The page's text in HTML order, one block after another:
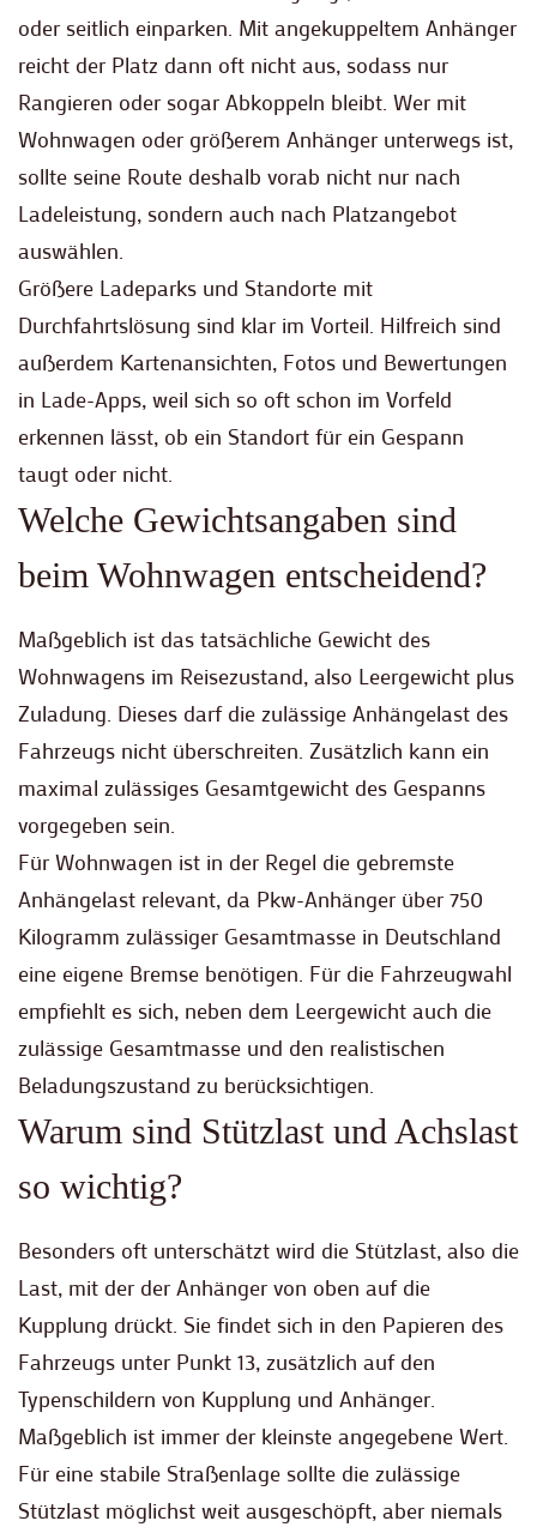
oder seitlich einparken. Mit angekuppeltem Anhänger
reicht der Platz dann oft nicht aus, sodass nur
Rangieren oder sogar Abkoppeln bleibt. Wer mit
Wohnwagen oder größerem Anhänger unterwegs ist,
sollte seine Route deshalb vorab nicht nur nach
Ladeleistung, sondern auch nach Platzangebot
auswählen.
Größere Ladeparks und Standorte mit
Durchfahrtslösung sind klar im Vorteil. Hilfreich sind
außerdem Kartenansichten, Fotos und Bewertungen
in Lade-Apps, weil sich so oft schon im Vorfeld
erkennen lässt, ob ein Standort für ein Gespann
taugt oder nicht.
Welche Gewichtsangaben sind
beim Wohnwagen entscheidend?
Maßgeblich ist das tatsächliche Gewicht des
Wohnwagens im Reisezustand, also Leergewicht plus
Zuladung. Dieses darf die zulässige Anhängelast des
Fahrzeugs nicht überschreiten. Zusätzlich kann ein
maximal zulässiges Gesamtgewicht des Gespanns
vorgegeben sein.
Für Wohnwagen ist in der Regel die gebremste
Anhängelast relevant, da Pkw-Anhänger über 750
Kilogramm zulässiger Gesamtmasse in Deutschland
eine eigene Bremse benötigen. Für die Fahrzeugwahl
empfiehlt es sich, neben dem Leergewicht auch die
zulässige Gesamtmasse und den realistischen
Beladungszustand zu berücksichtigen.
Warum sind Stützlast und Achslast
so wichtig?
Besonders oft unterschätzt wird die Stützlast, also die
Last, mit der der Anhänger von oben auf die
Kupplung drückt. Sie findet sich in den Papieren des
Fahrzeugs unter Punkt 13, zusätzlich auf den
Typenschildern von Kupplung und Anhänger.
Maßgeblich ist immer der kleinste angegebene Wert.
Für eine stabile Straßenlage sollte die zulässige
Stützlast möglichst weit ausgeschöpft, aber niemals